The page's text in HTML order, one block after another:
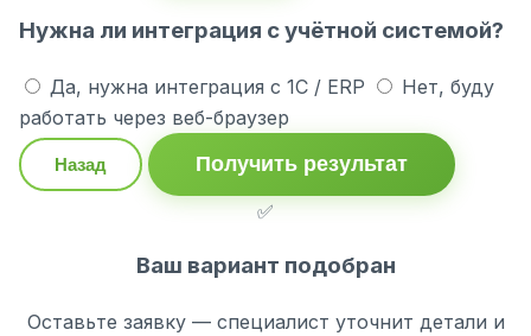
Нужна ли интеграция с учётной системой?
Да, нужна интеграция с 1С / ERP
Нет, буду
работать через веб-браузер
Назад
Получить результат
✅
Ваш вариант подобран
Оставьте заявку — специалист уточнит детали и